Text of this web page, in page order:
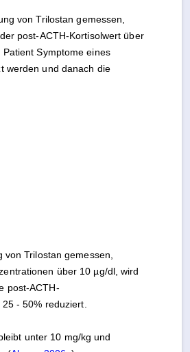
von Trilostan gemessen,
post-ACTH-Kortisolwert über
Symptome eines
werden und danach die
Trilostan gemessen,
über 10 µg/dl, wird
post-ACTH-
- 50% reduziert.
unter 10 mg/kg und